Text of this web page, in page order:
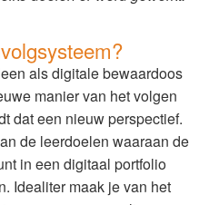
als digitale bewaardoos
manier van het volgen
dat een nieuw perspectief.
de leerdoelen waaraan de
in een digitaal portfolio
Idealiter maak je van het